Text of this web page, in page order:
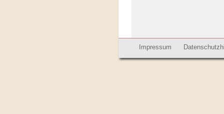
Impressum